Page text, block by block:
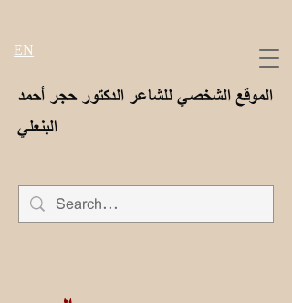
الموقع الشخصي للشاعر الدكتور حجر أحمد
البنعلي
EN